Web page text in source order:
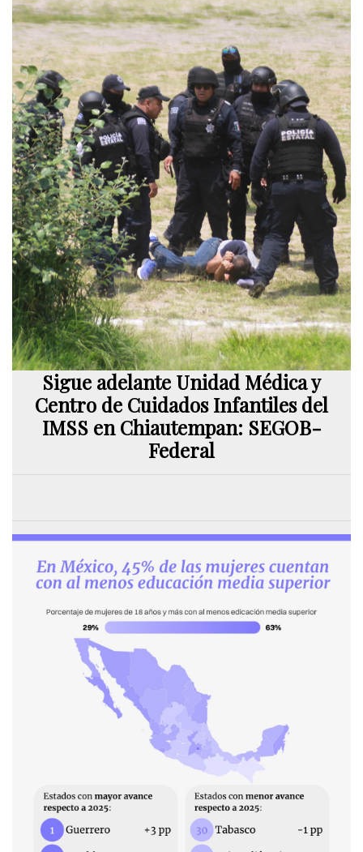
Sigue adelante Unidad Médica y
Centro de Cuidados Infantiles del
IMSS en Chiautempan: SEGOB-
Federal